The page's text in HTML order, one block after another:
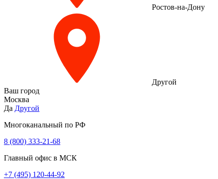
Ростов-на-Дону
Другой
Ваш город
Москва
Да Другой
Многоканальный по РФ
8 (800) 333‑21-68
Главный офис в МСК
+7 (495) 120-44-92